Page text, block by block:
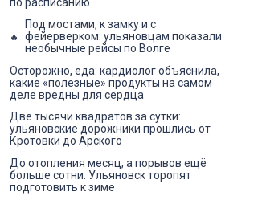
Под мостами, к замку и с
фейерверком: ульяновцам показали
необычные рейсы по Волге
Осторожно, еда: кардиолог объяснила,
какие «полезные» продукты на самом
деле вредны для сердца
Две тысячи квадратов за сутки:
ульяновские дорожники прошлись от
Кротовки до Арского
До отопления месяц, а порывов ещё
больше сотни: Ульяновск торопят
подготовить к зиме